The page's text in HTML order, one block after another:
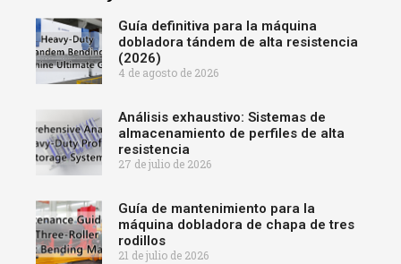
Guía definitiva para la máquina
dobladora tándem de alta resistencia
(2026)
4 de agosto de 2026
Análisis exhaustivo: Sistemas de
almacenamiento de perfiles de alta
resistencia
27 de julio de 2026
Guía de mantenimiento para la
máquina dobladora de chapa de tres
rodillos
21 de julio de 2026